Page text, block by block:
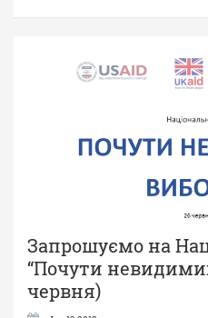
Запрошуємо на
“Почути
червня)